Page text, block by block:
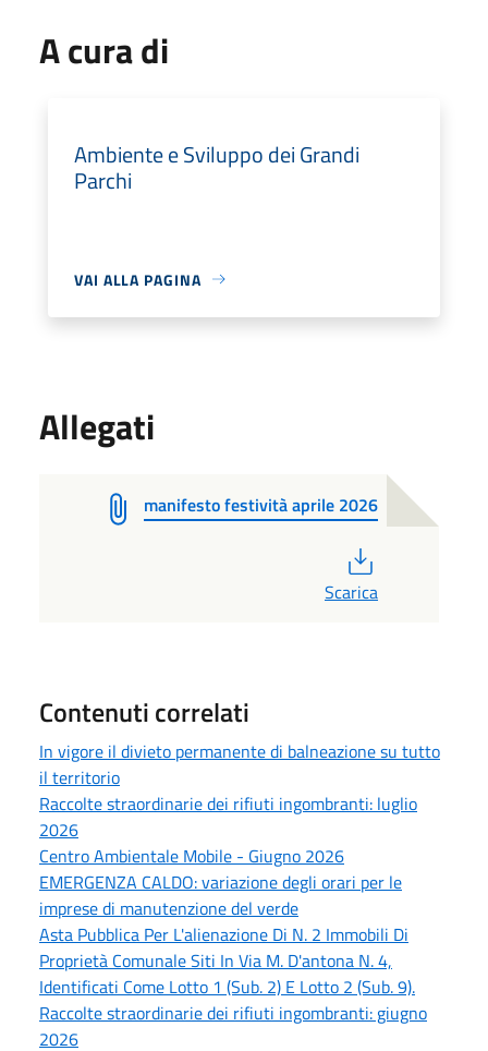
A cura di
Ambiente e Sviluppo dei Grandi
Parchi
VAI ALLA PAGINA
Allegati
manifesto festività aprile 2026
Scarica
Contenuti correlati
In vigore il divieto permanente di balneazione su tutto
il territorio
Raccolte straordinarie dei rifiuti ingombranti: luglio
2026
Centro Ambientale Mobile - Giugno 2026
EMERGENZA CALDO: variazione degli orari per le
imprese di manutenzione del verde
Asta Pubblica Per L'alienazione Di N. 2 Immobili Di
Proprietà Comunale Siti In Via M. D'antona N. 4,
Identificati Come Lotto 1 (Sub. 2) E Lotto 2 (Sub. 9).
Raccolte straordinarie dei rifiuti ingombranti: giugno
2026